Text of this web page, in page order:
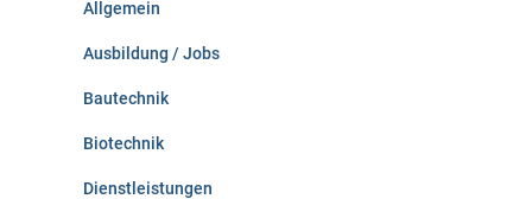
Allgemein
Ausbildung / Jobs
Bautechnik
Biotechnik
Dienstleistungen